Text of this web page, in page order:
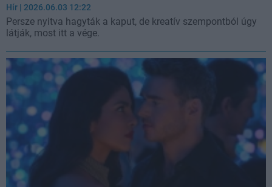
Hír | 2026.06.03 12:22
Persze nyitva hagyták a kaput, de kreatív szempontból úgy
látják, most itt a vége.